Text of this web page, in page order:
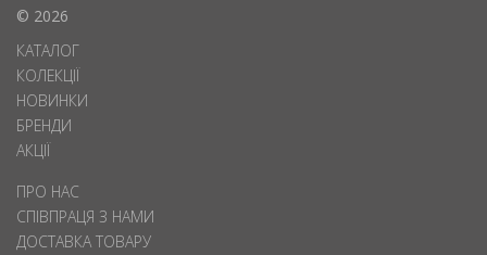
© 2026
КАТАЛОГ
КОЛЕКЦІЇ
НОВИНКИ
БРЕНДИ
АКЦІЇ
ПРО НАС
СПІВПРАЦЯ З НАМИ
ДОСТАВКА ТОВАРУ